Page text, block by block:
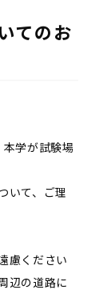
てのお
学が試験場
いて、ご理
慮ください
辺の道路に